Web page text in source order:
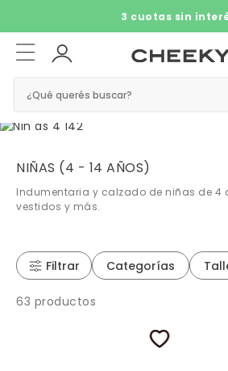
3 cuotas sin
¿Qué querés buscar?
NIÑAS (4 - 14 AÑOS)
Indumentaria y calzado de niñas de 4
vestidos y más.
Filtrar Categorías
63 productos